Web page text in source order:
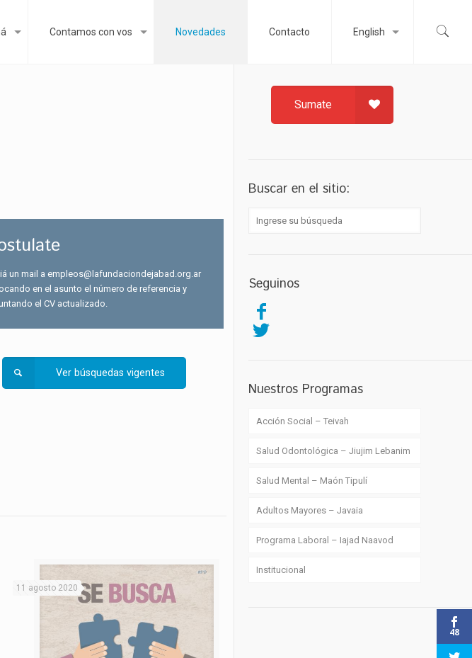
Contamos con vos Novedades Contacto English
un mail a empleos@lafundaciondejabad.org.ar
en el asunto el número de referencia y
el CV actualizado.
Ver búsquedas vigentes
11 agosto 2020
Sumate
Buscar en el sitio:
Seguinos
Nuestros Programas
Acción Social – Teivah
Salud Odontológica – Jiujim Lebanim
Salud Mental – Maón Tipulí
Adultos Mayores – Javaia
Programa Laboral – Iajad Naavod
Institucional
48